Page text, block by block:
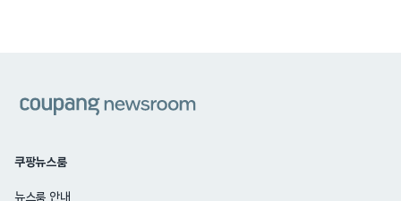
쿠팡뉴스룸
뉴스룸 안내